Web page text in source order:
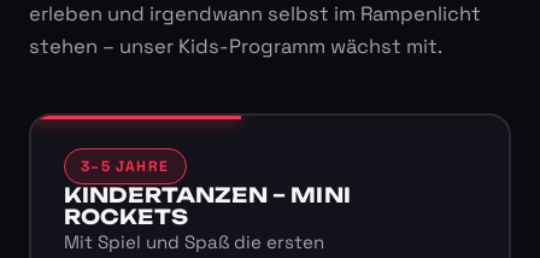
erleben und irgendwann selbst im Rampenlicht
stehen – unser Kids-Programm wächst mit.
3–5 JAHRE
KINDERTANZEN – MINI
ROCKETS
Mit Spiel und Spaß die ersten